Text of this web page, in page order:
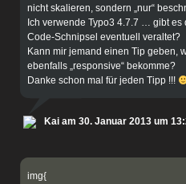
nicht skalieren, sondern „nur“
Ich verwende Typo3 4.7.7 … gibt
Code-Schnipsel eventuell veraltet?
Kann mir jemand einen Tip geben,
ebenfalls „responsive“ bekomme?
Danke schon mal für jeden Tipp !!!
Kai am 30. Januar 2013 um
img{